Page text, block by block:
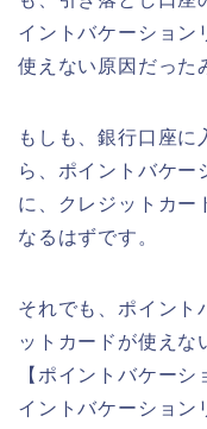
イントバケーション
使えない原因だった
もしも、銀行口座に
ら、ポイントバケー
に、クレジットカー
なるはずです。
それでも、ポイント
ットカードが使えな
【ポイントバケー
イントバケーショ